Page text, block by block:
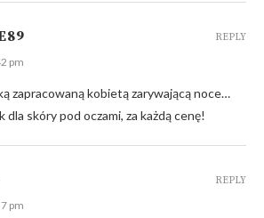
pm
zapracowaną kobietą zarywającą noce…
dla skóry pod oczami, za każdą cenę!
REPLY
pm
REPLY